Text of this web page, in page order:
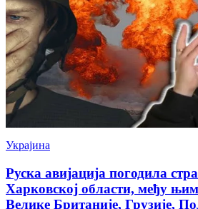
Украјина
Руска авијација погодила
Харковској области, међу
Велике Британије, Грузије,